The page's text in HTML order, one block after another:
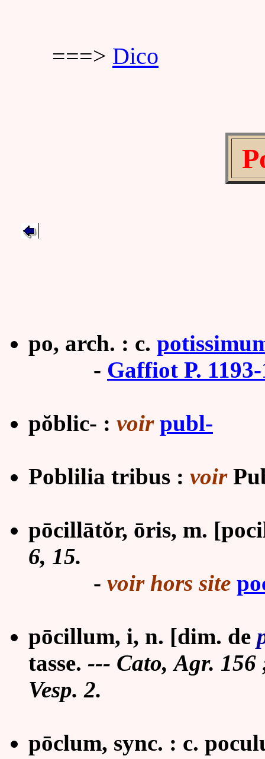
===> Dico
po, arch. : c.
- Gaffiot P.
pŏblic- : voir publ-
Poblilia tribus : voir
pōcillātŏr, ōris, m.
6, 15.
- voir hors site
pōcillum, i, n. [dim. de
tasse. --- Cato, Agr.
Vesp. 2.
pōclum, sync. : c.